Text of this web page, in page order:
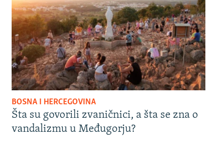
BOSNA I HERCEGOVINA
Šta su govorili zvaničnici, a šta se zna o
vandalizmu u Međugorju?